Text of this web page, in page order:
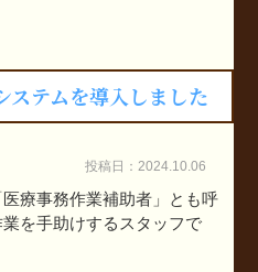
ステムを導入しました
投稿日：2024.10.06
療事務作業補助者」とも呼
を手助けするスタッフで